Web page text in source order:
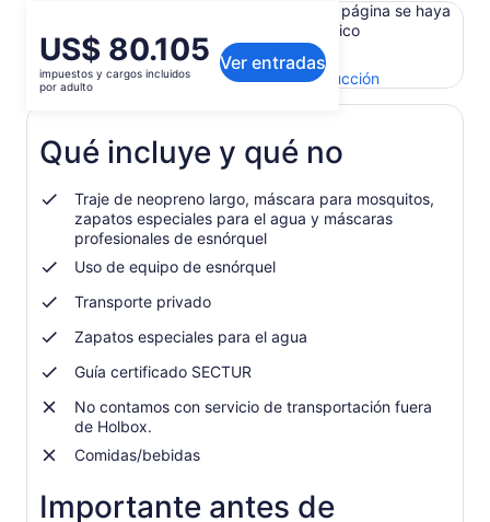
El
precio
es
por
US$ 80.105
impuestos y cargos incluidos
por adulto
Ver entradas
Es posible que el contenido de esta página se haya
generado con un traductor automático
Ver el texto original (inglés)
Enviar comentarios sobre esta traducciónSe
Qué incluye y qué no
Traje de neopreno largo, máscara para mosquitos,
zapatos especiales para el agua y máscaras
profesionales de esnórquel
Uso de equipo de esnórquel
Transporte privado
Zapatos especiales para el agua
Guía certificado SECTUR
No contamos con servicio de transportación fuera
de Holbox.
Comidas/bebidas
Importante antes de